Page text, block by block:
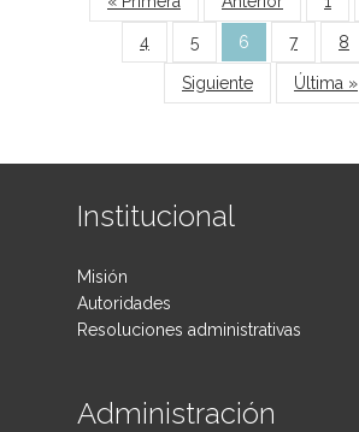
4 5 6 7 8
Siguiente Última »
Institucional
Misión
Autoridades
Resoluciones administrativas
Administración